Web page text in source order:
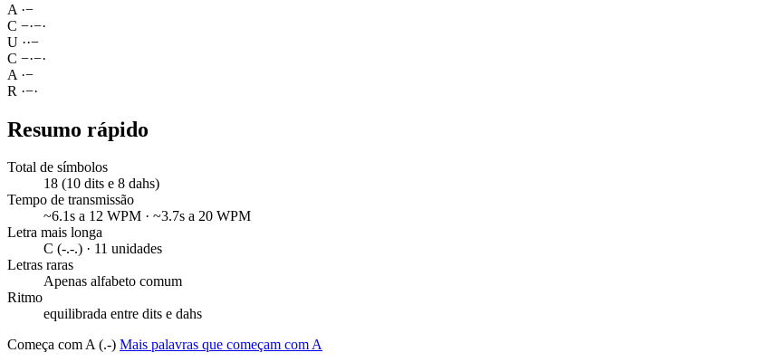
A ·−
C −·−·
U ··−
C −·−·
A ·−
R ·−·
Resumo rápido
Total de símbolos
18 (10 dits e 8 dahs)
Tempo de transmissão
~6.1s a 12 WPM · ~3.7s a 20 WPM
Letra mais longa
C (-.-.) · 11 unidades
Letras raras
Apenas alfabeto comum
Ritmo
equilibrada entre dits e dahs
Começa com A (.-) Mais palavras que começam com A